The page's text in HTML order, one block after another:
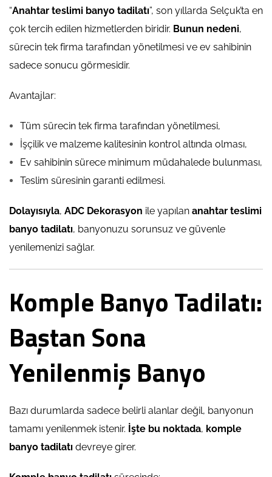
“Anahtar teslimi banyo tadilatı”, son yıllarda Selçuk’ta en
çok tercih edilen hizmetlerden biridir. Bunun nedeni,
sürecin tek firma tarafından yönetilmesi ve ev sahibinin
sadece sonucu görmesidir.
Avantajlar:
Tüm sürecin tek firma tarafından yönetilmesi,
İşçilik ve malzeme kalitesinin kontrol altında olması,
Ev sahibinin sürece minimum müdahalede bulunması,
Teslim süresinin garanti edilmesi.
Dolayısıyla, ADC Dekorasyon ile yapılan anahtar teslimi
banyo tadilatı, banyonuzu sorunsuz ve güvenle
yenilemenizi sağlar.
Komple Banyo Tadilatı:
Baştan Sona
Yenilenmiş Banyo
Bazı durumlarda sadece belirli alanlar değil, banyonun
tamamı yenilenmek istenir. İşte bu noktada, komple
banyo tadilatı devreye girer.